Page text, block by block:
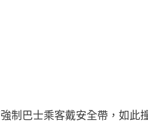
制巴士乘客戴安全帶，如此